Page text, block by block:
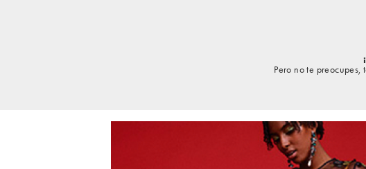
Pero no te preocupes,